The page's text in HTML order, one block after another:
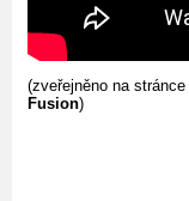
(zveřejněno na stránce
Fusion)